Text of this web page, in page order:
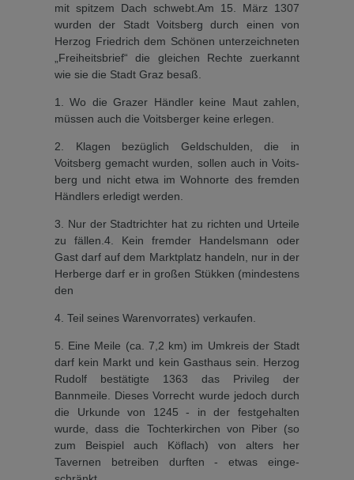
mit spitzem Dach schwebt.Am 15. März 1307
wurden der Stadt Voitsberg durch einen von
Herzog Friedrich dem Schö­nen unterzeichneten
„Freiheits­brief“ die gleichen Rechte zuer­kannt
wie sie die Stadt Graz besaß.
1. Wo die Grazer Händler keine Maut zahlen,
müssen auch die Voitsberger keine erlegen.
2. Klagen bezüglich Geldschul­den, die in
Voitsberg gemacht wurden, sollen auch in Voits­
berg und nicht etwa im Wohn­orte des fremden
Händlers er­ledigt werden.
3. Nur der Stadtrichter hat zu richten und Urteile
zu fällen.4. Kein fremder Handelsmann oder
Gast darf auf dem Markt­platz handeln, nur in der
Her­berge darf er in großen Stük­ken (mindestens
den
4. Teil seines Warenvorrates) verkau­fen.
5. Eine Meile (ca. 7,2 km) im Umkreis der Stadt
darf kein Markt und kein Gasthaus sein. Herzog
Rudolf bestätigte 1363 das Privileg der
Bannmeile. Die­ses Vorrecht wurde jedoch durch
die Urkunde von 1245 - in der festgehalten
wurde, dass die Tochterkirchen von Piber (so
zum Beispiel auch Köflach) von alters her
Tavernen betrei­ben durften - etwas einge­